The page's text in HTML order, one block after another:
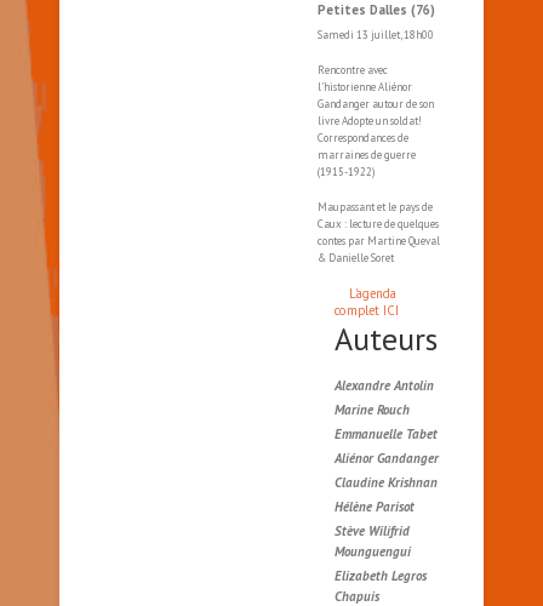
Petites Dalles (76)
Samedi 13 juillet, 18h00
Rencontre avec
l'historienne Aliénor
Gandanger autour de son
livre Adopte un soldat!
Correspondances de
marraines de guerre
(1915-1922)
Maupassant et le pays de
Caux : lecture de quelques
contes par Martine Queval
& Danielle Soret
L'agenda
complet ICI
Auteurs
Alexandre Antolin
Marine Rouch
Emmanuelle Tabet
Aliénor Gandanger
Claudine Krishnan
Hélène Parisot
Stève Wilifrid
Mounguengui
Elizabeth Legros
Chapuis